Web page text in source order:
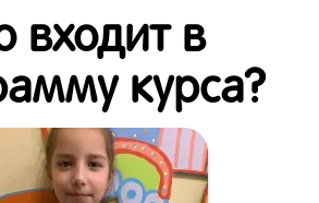
входит в
курса?